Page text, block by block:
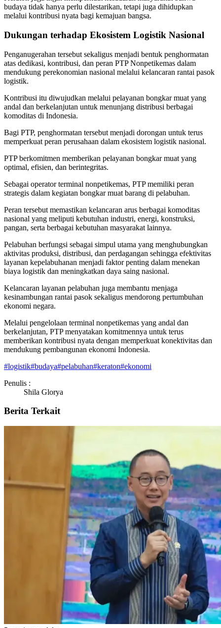
budaya tidak hanya perlu dilestarikan, tetapi juga dihidupkan
melalui kontribusi nyata bagi kemajuan bangsa.
Dukungan terhadap Ekosistem Logistik Nasional
Penganugerahan tersebut sekaligus menjadi bentuk penghormatan
atas dedikasi, kontribusi, dan peran PTP Nonpetikemas dalam
mendukung perekonomian nasional melalui kelancaran rantai pasok
logistik.
Kontribusi itu diwujudkan melalui pelayanan bongkar muat yang
andal dan berkelanjutan untuk menunjang distribusi berbagai
komoditas di Indonesia.
Bagi PTP, penghormatan tersebut menjadi dorongan untuk terus
memperkuat peran perusahaan dalam ekosistem logistik nasional.
PTP berkomitmen memberikan pelayanan bongkar muat yang
optimal, efisien, dan berintegritas.
Sebagai operator terminal nonpetikemas, PTP memiliki peran
strategis dalam kegiatan bongkar muat barang di pelabuhan.
Peran tersebut memastikan kelancaran arus berbagai komoditas
nasional yang meliputi kebutuhan industri, energi, konstruksi,
pangan, serta berbagai kebutuhan masyarakat lainnya.
Pelabuhan berfungsi sebagai simpul utama yang menghubungkan
aktivitas produksi, distribusi, dan perdagangan sehingga efektivitas
layanan kepelabuhanan menjadi faktor penting dalam menekan
biaya logistik dan meningkatkan daya saing nasional.
Kelancaran layanan pelabuhan juga membantu menjaga
kesinambungan rantai pasok sekaligus mendorong pertumbuhan
ekonomi negara.
Melalui pengelolaan terminal nonpetikemas yang andal dan
berkelanjutan, PTP menyatakan komitmennya untuk terus
memberikan kontribusi nyata dengan memperkuat konektivitas dan
mendukung pembangunan ekonomi Indonesia.
#logistik#budaya#pelabuhan#keraton#ekonomi
Penulis :
Shila Glorya
Berita Terkait